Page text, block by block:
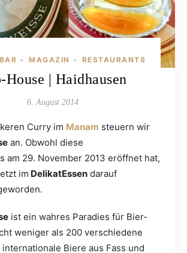
• MAGAZIN • RESTAURANTS
House | Haidhausen
6. August 2014
Curry im Manam steuern wir
an. Obwohl diese
am 29. November 2013 eröffnet hat,
im DelikatEssen darauf
ist ein wahres Paradies für Bier-
weniger als 200 verschiedene
Biere aus Fass und